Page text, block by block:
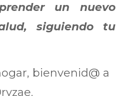
un nuevo
siguiendo tu
bienvenid@ a